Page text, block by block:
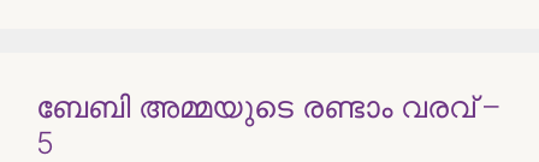
ബേബി അമ്മയുടെ രണ്ടാം വരവ് –
5